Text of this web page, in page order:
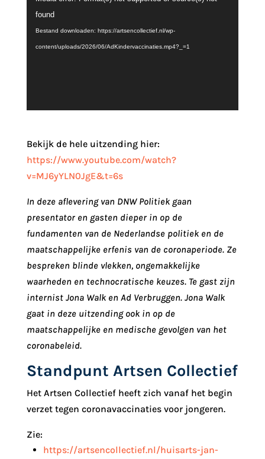
found
Bestand downloaden: https://artsencollectief.nl/wp-
content/uploads/2026/06/AdKindervaccinaties.mp4?_=1
Bekijk de hele uitzending hier:
https://www.youtube.com/watch?
v=MJ6yYLN0JgE&t=6s
In deze aflevering van DNW Politiek gaan
presentator en gasten dieper in op de
fundamenten van de Nederlandse politiek en de
maatschappelijke erfenis van de coronaperiode. Ze
bespreken blinde vlekken, ongemakkelijke
waarheden en technocratische keuzes. Te gast zijn
internist Jona Walk en Ad Verbruggen. Jona Walk
gaat in deze uitzending ook in op de
maatschappelijke en medische gevolgen van het
coronabeleid.
Standpunt Artsen Collectief
Het Artsen Collectief heeft zich vanaf het begin
verzet tegen coronavaccinaties voor jongeren.
Zie:
https://artsencollectief.nl/huisarts-jan-